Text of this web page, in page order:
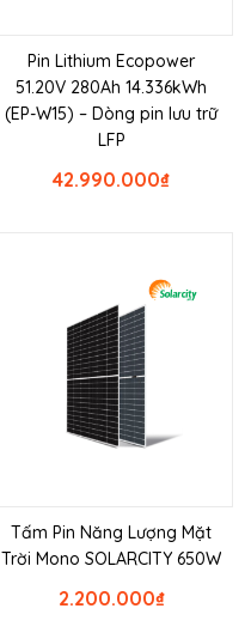
Pin Lithium Ecopower
51.20V 280Ah 14.336kWh
(EP-W15) – Dòng pin lưu trữ
LFP
₫
42.990.000
Tấm Pin Năng Lượng Mặt
Trời Mono SOLARCITY 650W
₫
2.200.000